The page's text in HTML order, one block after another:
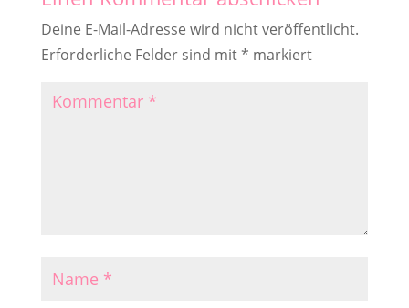
Deine E-Mail-Adresse wird nicht veröffentlicht.
Erforderliche Felder sind mit* markiert